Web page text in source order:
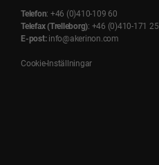
Telefon: +46 (0)410-109 60
Telefax (Trelleborg): +46 (0)410-171 25
E-post:info@akerinon.com
Cookie-Inställningar